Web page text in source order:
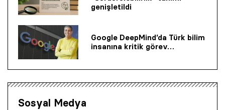
genişletildi
Google DeepMind’da Türk bilim
insanına kritik görev…
Sosyal Medya